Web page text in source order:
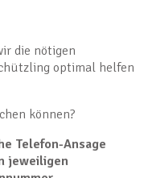
die nötigen
optimal helfen
können?
Telefon-Ansage
jeweiligen